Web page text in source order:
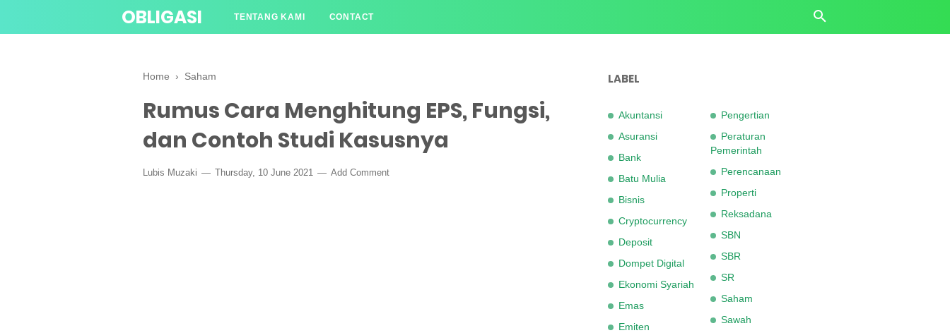
OBLIGASI TENTANG KAMI CONTACT
Home › Saham
Rumus Cara Menghitung EPS, Fungsi,
dan Contoh Studi Kasusnya
Lubis Muzaki Thursday, 10 June 2021 Add Comment
LABEL
Akuntansi
Asuransi
Bank
Batu Mulia
Bisnis
Cryptocurrency
Deposit
Dompet Digital
Ekonomi Syariah
Emas
Emiten
Pengertian
Peraturan
Pemerintah
Perencanaan
Properti
Reksadana
SBN
SBR
SR
Saham
Sawah